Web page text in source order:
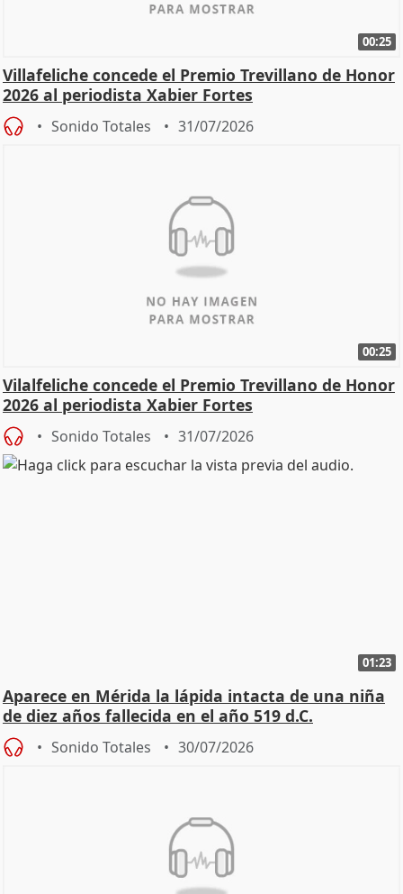
00:25
Villafeliche concede el Premio Trevillano de Honor
2026 al periodista Xabier Fortes
Sonido Totales 31/07/2026
00:25
Vilalfeliche concede el Premio Trevillano de Honor
2026 al periodista Xabier Fortes
Sonido Totales 31/07/2026
01:23
Aparece en Mérida la lápida intacta de una niña
de diez años fallecida en el año 519 d.C.
Sonido Totales 30/07/2026